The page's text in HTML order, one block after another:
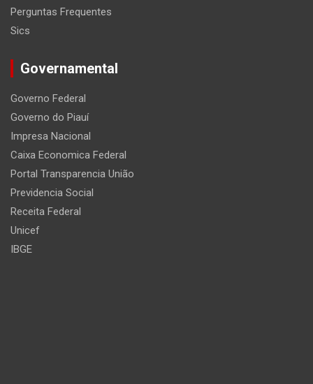
Perguntas Frequentes
Sics
Governamental
Governo Federal
Governo do Piauí
Impresa Nacional
Caixa Economica Federal
Portal Transparencia União
Previdencia Social
Receita Federal
Unicef
IBGE